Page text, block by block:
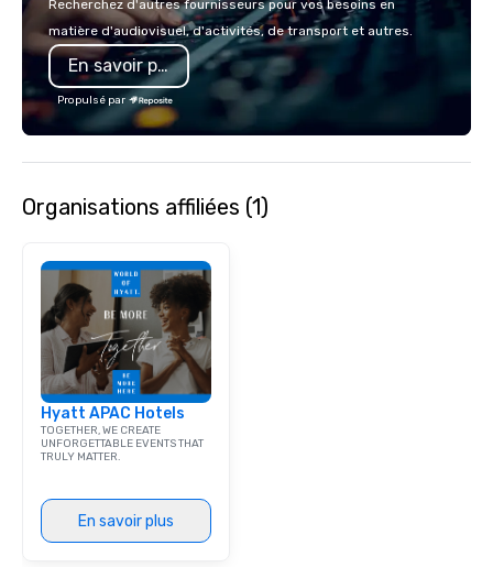
production for
brands and agencies
Recherchez d'autres fournisseurs pour vos besoins en
matière d'audiovisuel, d'activités, de transport et autres.
En savoir plus
Propulsé par
Organisations affiliées (1)
Hyatt APAC Hotels
TOGETHER, WE CREATE
UNFORGETTABLE EVENTS THAT
TRULY MATTER.
En savoir plus